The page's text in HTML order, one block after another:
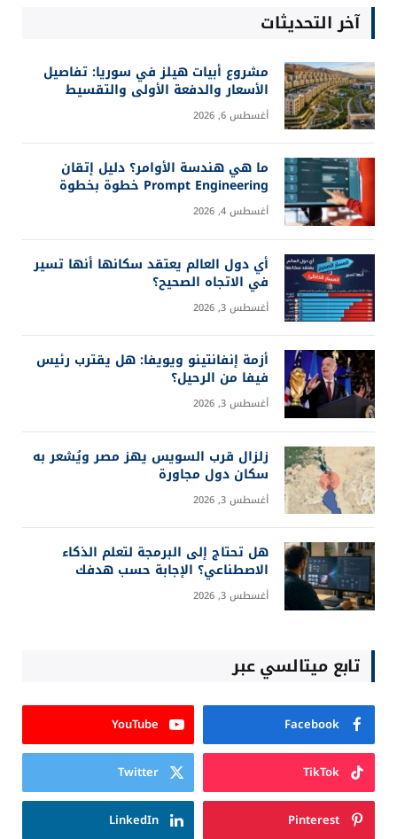
آخر التحديثات
مشروع أبيات هيلز في سوريا: تفاصيل
الأسعار والدفعة الأولى والتقسيط
أغسطس 6, 2026
ما هي هندسة الأوامر؟ دليل إتقان
Prompt Engineering خطوة بخطوة
أغسطس 4, 2026
أي دول العالم يعتقد سكانها أنها تسير
في الاتجاه الصحيح؟
أغسطس 3, 2026
أزمة إنفانتينو ويويفا: هل يقترب رئيس
فيفا من الرحيل؟
أغسطس 3, 2026
زلزال قرب السويس يهز مصر ويُشعر به
سكان دول مجاورة
أغسطس 3, 2026
هل تحتاج إلى البرمجة لتعلم الذكاء
الاصطناعي؟ الإجابة حسب هدفك
أغسطس 3, 2026
تابع ميتالسي عبر
Facebook
YouTube
TikTok
Twitter
Pinterest
LinkedIn